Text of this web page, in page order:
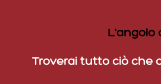
L'angolo
Troverai tutto ciò che